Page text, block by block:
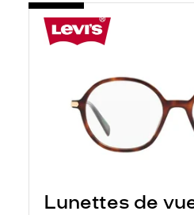
Lunettes de